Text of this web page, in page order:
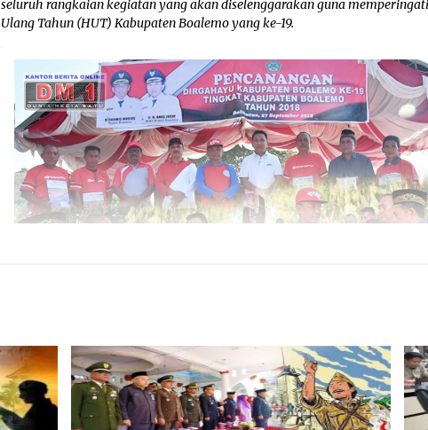
seluruh rangkaian kegiatan yang akan diselenggarakan guna
Ulang Tahun (HUT) Kabupaten Boalemo yang ke-19.